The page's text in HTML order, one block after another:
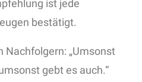
ist jede
bestätigt.
Nachfolgern: „Umsonst
gebt es auch.“